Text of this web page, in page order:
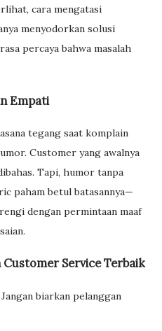
cara mengatasi
menyodorkan solusi
percaya bahwa masalah
Empati
tegang saat komplain
Customer yang awalnya
Tapi, humor tanpa
paham betul batasannya—
dengan permintaan maaf
Service Terbaik
biarkan pelanggan